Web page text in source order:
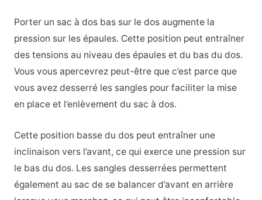
Porter un sac à dos bas sur le dos augmente la
pression sur les épaules. Cette position peut entraîner
des tensions au niveau des épaules et du bas du dos.
Vous vous apercevrez peut-être que c’est parce que
vous avez desserré les sangles pour faciliter la mise
en place et l’enlèvement du sac à dos.
Cette position basse du dos peut entraîner une
inclinaison vers l’avant, ce qui exerce une pression sur
le bas du dos. Les sangles desserrées permettent
également au sac de se balancer d’avant en arrière